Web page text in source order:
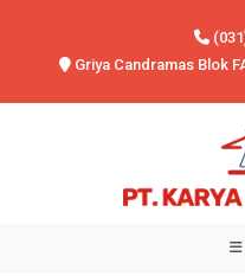
Griya Candramas Blok